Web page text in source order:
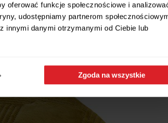
funkcje społecznościowe i
udostępniamy partnerom
innymi danymi otrzymanymi od Ciebie lub
Zgoda na wszystkie